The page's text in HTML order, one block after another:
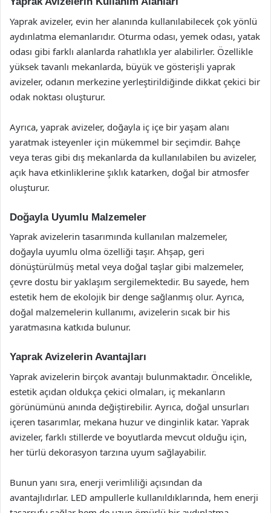
Yaprak avizeler, evin her alanında kullanılabilecek çok yönlü
aydınlatma elemanlarıdır. Oturma odası, yemek odası, yatak
odası gibi farklı alanlarda rahatlıkla yer alabilirler. Özellikle
yüksek tavanlı mekanlarda, büyük ve gösterişli yaprak
avizeler, odanın merkezine yerleştirildiğinde dikkat çekici bir
odak noktası oluşturur.
Ayrıca, yaprak avizeler, doğayla iç içe bir yaşam alanı
yaratmak isteyenler için mükemmel bir seçimdir. Bahçe
veya teras gibi dış mekanlarda da kullanılabilen bu avizeler,
açık hava etkinliklerine şıklık katarken, doğal bir atmosfer
oluşturur.
Doğayla Uyumlu Malzemeler
Yaprak avizelerin tasarımında kullanılan malzemeler,
doğayla uyumlu olma özelliği taşır. Ahşap, geri
dönüştürülmüş metal veya doğal taşlar gibi malzemeler,
çevre dostu bir yaklaşım sergilemektedir. Bu sayede, hem
estetik hem de ekolojik bir denge sağlanmış olur. Ayrıca,
doğal malzemelerin kullanımı, avizelerin sıcak bir his
yaratmasına katkıda bulunur.
Yaprak Avizelerin Avantajları
Yaprak avizelerin birçok avantajı bulunmaktadır. Öncelikle,
estetik açıdan oldukça çekici olmaları, iç mekanların
görünümünü anında değiştirebilir. Ayrıca, doğal unsurları
içeren tasarımlar, mekana huzur ve dinginlik katar. Yaprak
avizeler, farklı stillerde ve boyutlarda mevcut olduğu için,
her türlü dekorasyon tarzına uyum sağlayabilir.
Bunun yanı sıra, enerji verimliliği açısından da
avantajlıdırlar. LED ampullerle kullanıldıklarında, hem enerji